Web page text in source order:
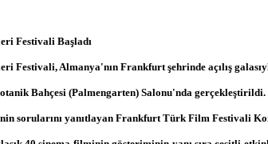
Festivali Başladı
Festivali, Almanya'nın Frankfurt şehrinde açılış
Bahçesi (Palmengarten) Salonu'nda gerçekleştirildi.
sorularını yanıtlayan Frankfurt Türk Film Festivali